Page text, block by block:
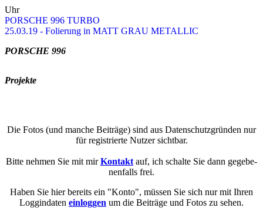
Uhr
POR­SCHE 996 TURBO
25.03.19 - Fo­lie­rung in MATT GRAU ME­TAL­LIC
POR­SCHE 996
Pro­jek­te
Die Fotos (und man­che Bei­trä­ge) sind aus Da­ten­schutz­grün­den nur
für re­gis­trier­te Nut­zer sicht­bar.
Bitte neh­men Sie mit mirKon­takt auf, ich schal­te Sie dann ge­ge­be­
nen­falls frei.
Haben Sie hier be­reits ein "Konto", müs­sen Sie sich nur mit Ihren
Loggin­da­ten ein­log­gen um die Bei­trä­ge und Fotos zu sehen.